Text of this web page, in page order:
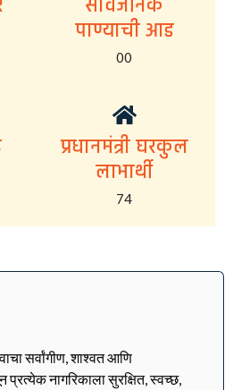
पाण्याची आड
00
प्रधानमंत्री घरकुल
लाभार्थी
74
सर्वांगीण, शाश्वत आणि
नागरिकाला सुरक्षित, स्वच्छ,